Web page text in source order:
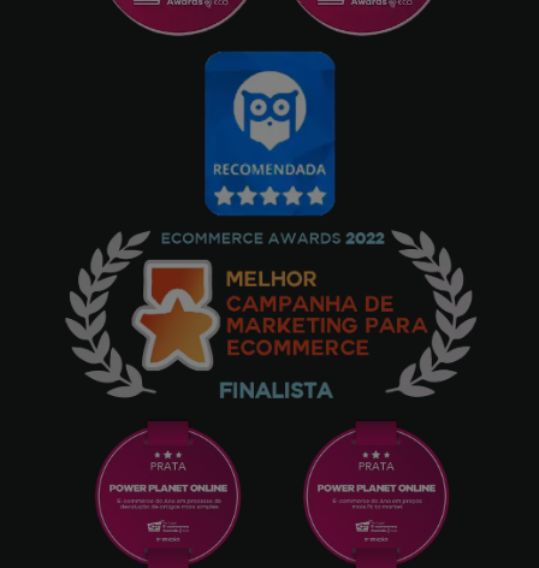
mas com os 256 incluídos tenho o
suficiente. Não trocaria o meu brick por nada
O envio foi rápido e o preço imbatível. O
telemóvel é literalmente um tijolo, mas estou
muito satisfeito. O ecrã tem um aspeto
fantástico, com cores vivas e uma
luminosidade excelente. É muito rápido nas
memória com a virtual. A bateria é
inesgotável. 2 dias de utilização intensiva e
só desceu 20 por cento. O som é excelente
graças ao altifalante potente. Os materiais
mostram muita qualidade. A interface do